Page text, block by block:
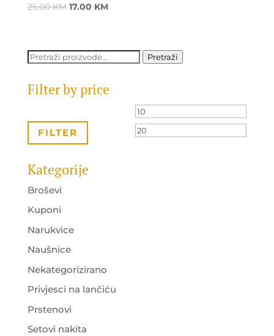
25.00KM Original
25.00 KM.
17.00 KMCurrent
17.00 KM.
Pretraži: Pretraži
Filter by price
Minimalna
cijena
FILTER
Kategorije
Broševi
Kuponi
Narukvice
Naušnice
Nekategorizirano
Privjesci na lančiću
Prstenovi
Setovi nakita